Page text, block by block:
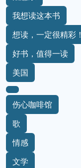
我想读这本书
想读，一定很精彩！
好书，值得一读
美国
伤心咖啡馆
歌
情感
文学